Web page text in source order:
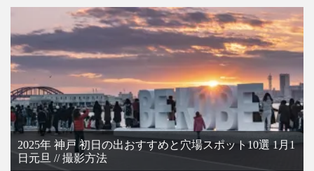
2025年 神戸 初日の出おすすめと穴場スポット10選 1月1
日元旦 // 撮影方法